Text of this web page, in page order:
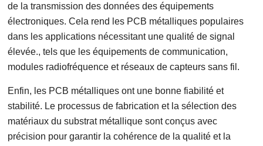
de la transmission des données des équipements
électroniques. Cela rend les PCB métalliques populaires
dans les applications nécessitant une qualité de signal
élevée., tels que les équipements de communication,
modules radiofréquence et réseaux de capteurs sans fil.
Enfin, les PCB métalliques ont une bonne fiabilité et
stabilité. Le processus de fabrication et la sélection des
matériaux du substrat métallique sont conçus avec
précision pour garantir la cohérence de la qualité et la